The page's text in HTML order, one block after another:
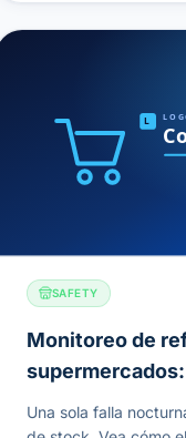
SAFETY
Monitoreo de
stock de alto
Una sola falla